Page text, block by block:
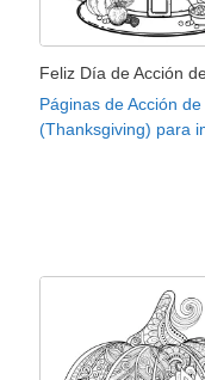
Feliz Día de Acción
Páginas de Acción
(Thanksgiving) para